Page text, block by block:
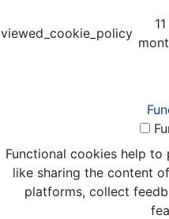
viewed_cookie_policy
11
Functional cookies help
like sharing the content
platforms, collect